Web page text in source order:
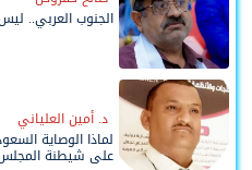
الجنوب العربي..
د. أمين العلياني
لماذا الوصاية
على شيطنة المجلس